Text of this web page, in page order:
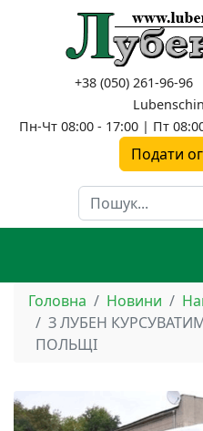
+38 (050) 261-96-96
Пн-Чт 08:00 - 17:00 | Пт
Подати
Пошук
Головна Новини
З ЛУБЕН
ПОЛЬЩІ